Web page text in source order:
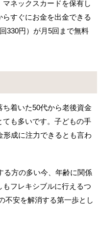
ネックスカードを保有し
すぐにお金を出金できる
330円）が月5回まで無料
着いた50代から老後資金
も多いです。子どもの手
形成に注力できるとも言わ
る方の多い今、年齢に関係
フレキシブルに行えるつ
不安を解消する第一歩とし